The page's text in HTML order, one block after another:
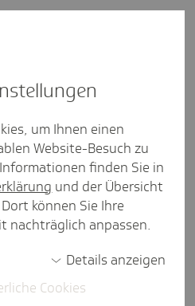
für Lauter­
Bereich werden
um Ihnen einen
Website-Besuch zu
finden Sie in
und der Übersicht
können Sie Ihre
nachträglich anpassen.
Details anzeigen
Cookies